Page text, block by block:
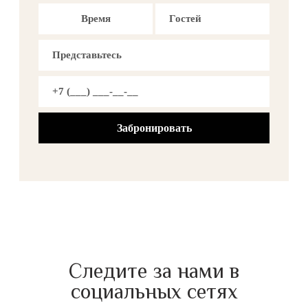
Время
Следите за нами в
социальных сетях